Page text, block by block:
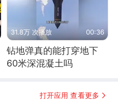
31.8万 次播放 00:36
钻地弹真的能打穿地下
60米深混凝土吗
打开应用 查看更多